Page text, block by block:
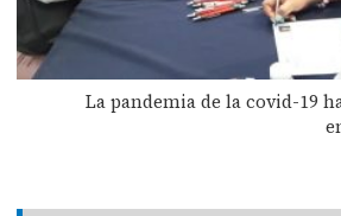
La pandemia de la covid-19